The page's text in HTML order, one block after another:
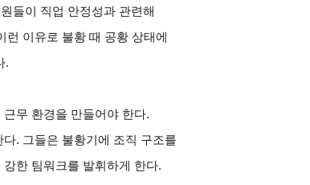
들이 직업 안정성과 관련해
런 이유로 불황 때 공황 상태에
.
무 환경을 만들어야 한다.
. 그들은 불황기에 조직 구조를
한 팀워크를 발휘하게 한다.